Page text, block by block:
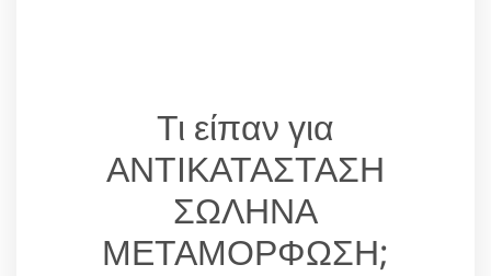
Τι είπαν για
ΑΝΤΙΚΑΤΑΣΤΑΣΗ
ΣΩΛΗΝΑ
ΜΕΤΑΜΟΡΦΩΣΗ;